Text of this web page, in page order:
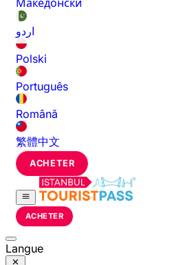
Македонски
اردو
Polski
Português
Română
繁體中文
ACHETER
ACHETER
Langue